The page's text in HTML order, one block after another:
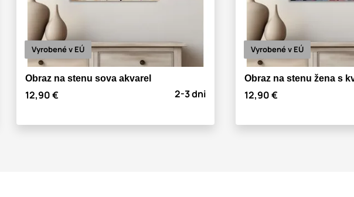
Vyrobené v EÚ
Obraz na stenu sova akvarel
12,90 € 2-3 dni
Vyrobené v EÚ
Obraz na stenu žena s
12,90 €